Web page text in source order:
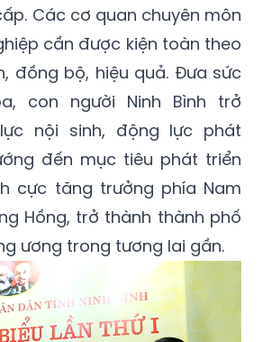
Các cơ quan chuyên môn
cần được kiện toàn theo
đồng bộ, hiệu quả. Đưa sức
con người Ninh Bình trở
nội sinh, động lực phát
đến mục tiêu phát triển
cực tăng trưởng phía Nam
Hồng, trở thành thành phố
ương trong tương lai gần.